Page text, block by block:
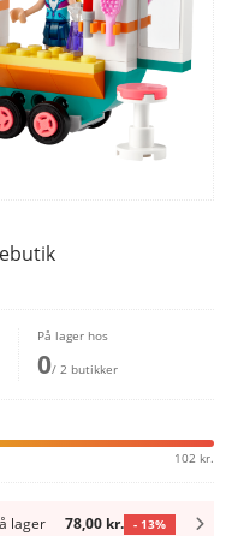
På lager hos
0/ 2 butikker
102 kr.
lager 78,00 kr. - 13%